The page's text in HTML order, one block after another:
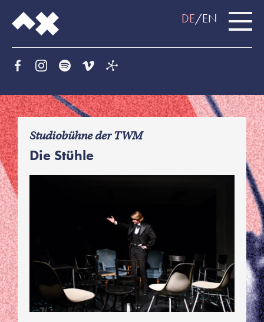
DE EN
f
Studiobühne der TWM
Die Stühle